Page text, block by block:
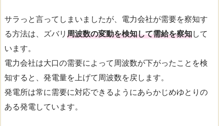
サラっと言ってしまいましたが、電力会社が需要を察知す
る方法は、ズバリ 周波数の変動を検知して需給を察知して
います。
電力会社は大口の需要によって周波数が下がったことを検
知すると、発電量を上げて周波数を戻します。
発電所は常に需要に対応できるようにあらかじめゆとりの
ある発電しています。